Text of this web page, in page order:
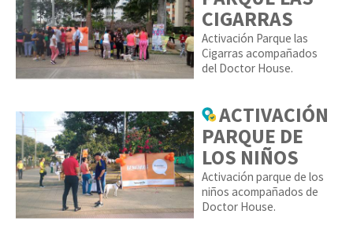
CIGARRAS
Activación Parque las
Cigarras acompañados
del Doctor House.
ACTIVACIÓN
PARQUE DE
LOS NIÑOS
Activación parque de los
niños acompañados de
Doctor House.